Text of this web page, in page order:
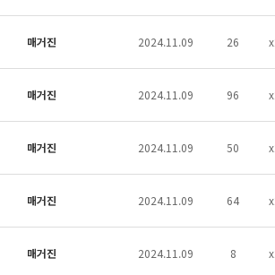
매거진 2024.11.09 26
매거진 2024.11.09 96
매거진 2024.11.09 50
매거진 2024.11.09 64
매거진 2024.11.09 8